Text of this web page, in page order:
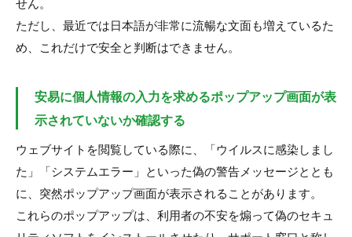
ただし、最近では日本語が非常に流暢な文面も増えているた
め、これだけで安全と判断はできません。
安易に個人情報の入力を求めるポップアップ画面が表
示されていないか確認する
ウェブサイトを閲覧している際に、「ウイルスに感染しまし
た」「システムエラー」といった偽の警告メッセージととも
に、突然ポップアップ画面が表示されることがあります。
これらのポップアップは、利用者の不安を煽って偽のセキュ